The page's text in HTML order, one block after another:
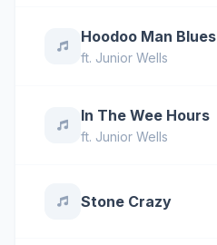
Hoodoo Man Blues
ft. Junior Wells
In The Wee Hours
ft. Junior Wells
Stone Crazy